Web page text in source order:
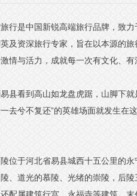
行是中国新锐高端旅行品牌，致
及资深旅行专家，旨在以本源的
情与活力，成就每一次有文化、
县看到高山如龙盘虎踞，山脚下
去兮不复还”的英雄场面就发生在
位于河北省易县城西十五公里的
、道光的慕陵、光绪的崇陵，后